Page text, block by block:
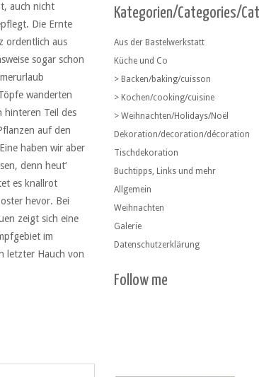
auch nicht
Die Ernte
ordentlich aus
sogar schon
wanderten
hinteren Teil des
auf den
haben wir aber
denn heut‘
es knallrot
hevor. Bei
zeigt sich eine
im
letzter Hauch von
Kategorien/Categories/
Aus der Bastelwerkstatt
Küche und Co
> Backen/baking/cuisson
> Kochen/cooking/cuisine
> Weihnachten/Holidays/Noël
Dekoration/decoration/décoration
Tischdekoration
Buchtipps, Links und mehr
Allgemein
Weihnachten
Galerie
Datenschutzerklärung
Follow me